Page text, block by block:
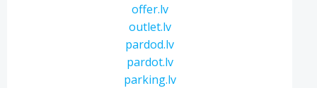
offer.lv
outlet.lv
pardod.lv
pardot.lv
parking.lv